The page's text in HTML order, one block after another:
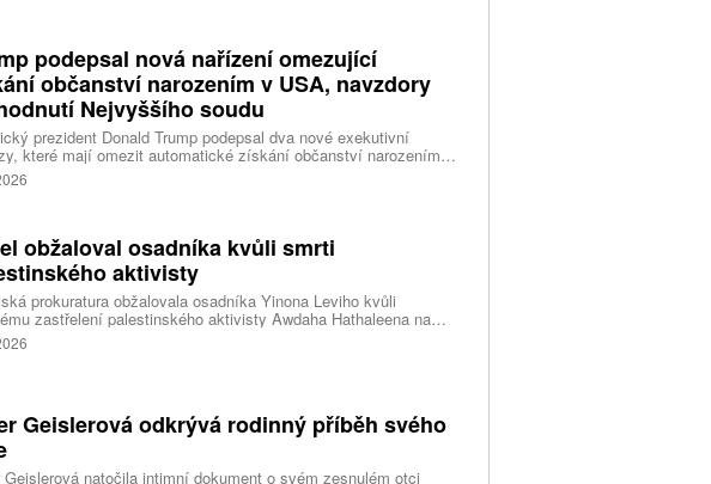
podepsal nová nařízení omezující
občanství narozením v USA, navzdory
Nejvyššího soudu
prezident Donald Trump podepsal dva nové exekutivní
které mají omezit automatické získání občanství narozením
Spojených států. Přichází s nimi jen několik týdnů poté, co
soud odmítl jeho předchozí pokus.
obžaloval osadníka kvůli smrti
aktivisty
prokuratura obžalovala osadníka Yinona Leviho kvůli
zastřelení palestinského aktivisty Awdaha Hathaleena na
Západním břehu Jordánu. Levi vinu odmítá a tvrdí, že
v sebeobraně.
Geislerová odkrývá rodinný příběh svého
Geislerová natočila intimní dokument o svém zesnulém otci